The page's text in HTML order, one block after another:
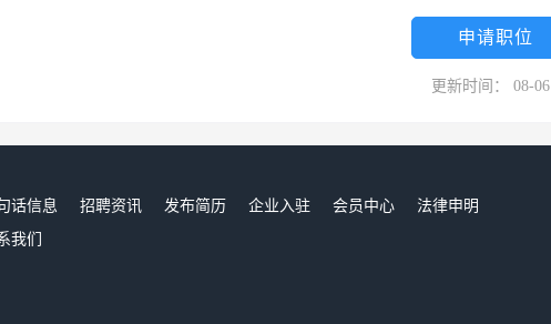
、至诚服务社会”的企业宗旨，坚持“质量第一、用户至上”的经营理念，严
合同双方的合法权益，为委托人提供优质高效的技术服务。公司深耕河南、
范的管理、诚信务实的作风、严谨精湛的技术，竭诚为社会各界提供优质高
申请职位
更新时间： 08-06
话信息 招聘资讯 发布简历 企业入驻 会员中心
法律申明
我们